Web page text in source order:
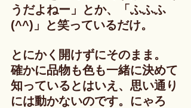
うだよねー」とか、「ふふふ
(^^)」と笑っているだけ。
とにかく開けずにそのまま。
確かに品物も色も一緒に決めて
知っているとはいえ、思い通り
には動かないのです。にゃろ